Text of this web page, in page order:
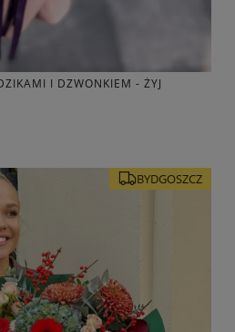
I DZWONKIEM - ŻYJ
BYDGOSZCZ